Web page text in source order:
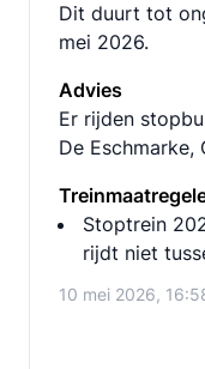
Dit duurt tot
mei 2026.
Advies
Er rijden
De Eschmarke,
Stoptrein
rijdt niet
10 mei 2026,